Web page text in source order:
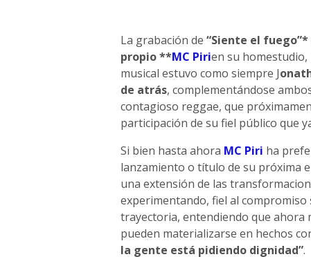
La grabación de “Siente el
propio **MC Pirien su
musical estuvo como siempre J
de atrás, complementándose
contagioso reggae, que
participación de su fiel público que
Si bien hasta ahora MC Piri ha
lanzamiento o título de su próxima
una extensión de las
experimentando, fiel al compromiso
trayectoria, entendiendo que ahora
pueden materializarse en hechos
la gente está pidiendo dignidad”.